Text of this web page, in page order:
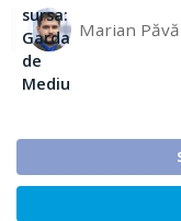
Marian
sursa:
Garda
de
Mediu